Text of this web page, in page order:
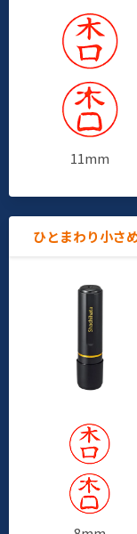
11mm
ひとまわり小さ